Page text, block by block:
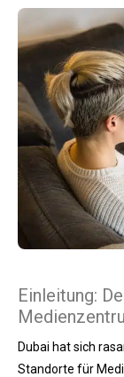
Einleitung:
Dubai hat sich
Standorte für